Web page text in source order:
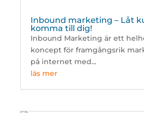
Inbound marketing – Låt
komma till dig!
Inbound Marketing är ett
koncept för framgångsrik
på internet med...
läs mer